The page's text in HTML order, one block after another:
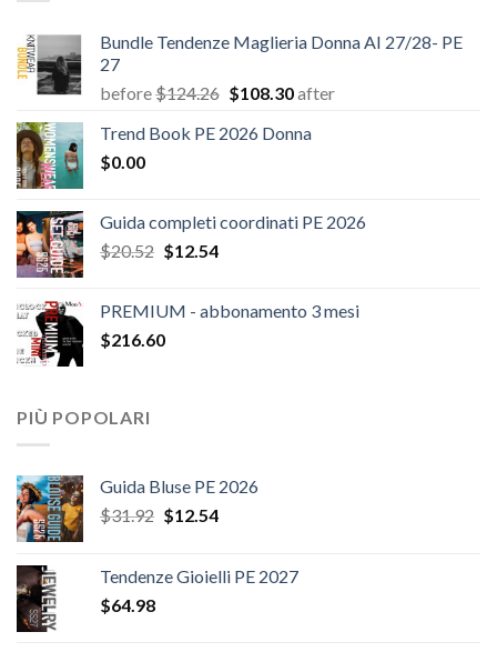
Bundle Tendenze Maglieria Donna AI 27/28- PE
27
before$124.26 Il
originale
$108.30Il
attuale
after
Trend Book PE 2026 Donna
$0.00
Guida completi coordinati PE 2026
$20.52 Il
era:
$20.52.
$12.54Il
è:
PREMIUM - abbonamento 3 mesi
$216.60
PIÙ POPOLARI
Guida Bluse PE 2026
$31.92 Il
era:
$12.54Il
è:
Tendenze Gioielli PE 2027
$64.98